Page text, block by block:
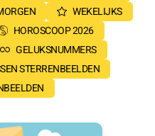
WEKELIJKS
HOROSCOOP 2026
GELUKSNUMMERS
STERRENBEELDEN